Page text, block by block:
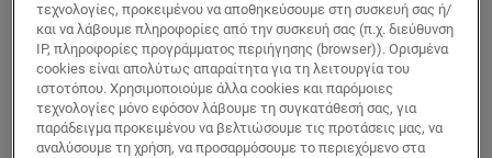
τεχνολογίες, προκειμένου να αποθηκεύσουμε στη συσκευή σας ή/
και να λάβουμε πληροφορίες από την συσκευή σας (π.χ. διεύθυνση
IP, πληροφορίες προγράμματος περιήγησης (browser)). Ορισμένα
cookies είναι απολύτως απαραίτητα για τη λειτουργία του
ιστοτόπου. Χρησιμοποιούμε άλλα cookies και παρόμοιες
τεχνολογίες μόνο εφόσον λάβουμε τη συγκατάθεσή σας, για
παράδειγμα προκειμένου να βελτιώσουμε τις προτάσεις μας, να
αναλύσουμε τη χρήση, να προσαρμόσουμε το περιεχόμενο στα